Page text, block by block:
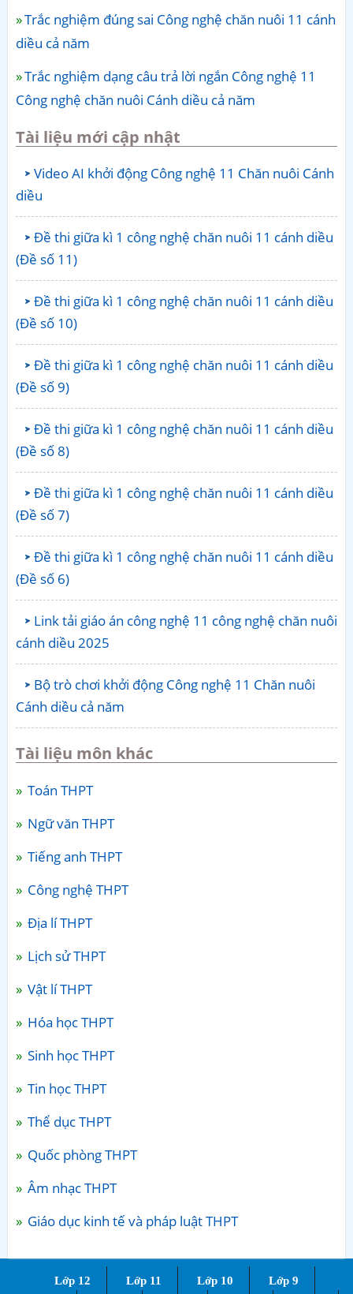
Trắc nghiệm đúng sai Công nghệ chăn nuôi 11 cánh
diều cả năm
Trắc nghiệm dạng câu trả lời ngắn Công nghệ 11
Công nghệ chăn nuôi Cánh diều cả năm
Tài liệu mới cập nhật
Video AI khởi động Công nghệ 11 Chăn nuôi Cánh
diều
Đề thi giữa kì 1 công nghệ chăn nuôi 11 cánh diều
(Đề số 11)
Đề thi giữa kì 1 công nghệ chăn nuôi 11 cánh diều
(Đề số 10)
Đề thi giữa kì 1 công nghệ chăn nuôi 11 cánh diều
(Đề số 9)
Đề thi giữa kì 1 công nghệ chăn nuôi 11 cánh diều
(Đề số 8)
Đề thi giữa kì 1 công nghệ chăn nuôi 11 cánh diều
(Đề số 7)
Đề thi giữa kì 1 công nghệ chăn nuôi 11 cánh diều
(Đề số 6)
Link tải giáo án công nghệ 11 công nghệ chăn nuôi
cánh diều 2025
Bộ trò chơi khởi động Công nghệ 11 Chăn nuôi
Cánh diều cả năm
Tài liệu môn khác
Toán THPT
Ngữ văn THPT
Tiếng anh THPT
Công nghệ THPT
Địa lí THPT
Lịch sử THPT
Vật lí THPT
Hóa học THPT
Sinh học THPT
Tin học THPT
Thể dục THPT
Quốc phòng THPT
Âm nhạc THPT
Giáo dục kinh tế và pháp luật THPT
Lớp 12 Lớp 11 Lớp 10 Lớp 9